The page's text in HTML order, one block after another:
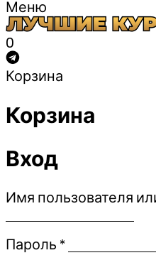
Меню
0
Корзина
Корзина
Вход
Имя пользователя
Пароль *Обязательно